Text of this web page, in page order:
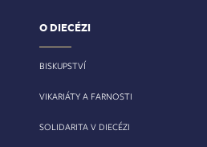
O DIECÉZI
BISKUPSTVÍ
VIKARIÁTY A FARNOSTI
SOLIDARITA V DIECÉZI